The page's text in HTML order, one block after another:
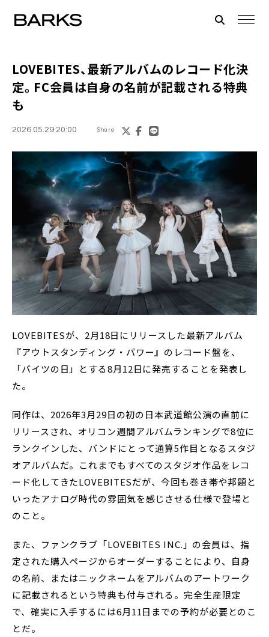
LOVEBITES、最新アルバムのレコード化決
定。FC会員は自身の名前が記載される特典
も
2026.05.29 20:00 Share
LOVEBITESが、2月18日にリリースした最新アルバム
『アウトスタンディング・パワー』のレコード盤を、
「バイツの日」とする8月12日に発売することを発表し
た。
同作は、2026年3月29日の初の日本武道館公演の直前に
リリースされ、オリコン週間アルバムランキングで8位に
ランクインした、バンドにとって通算5作目となるスタジ
オアルバムだ。これまでもすべてのスタジオ作品をレコ
ード化してきたLOVEBITESだが、今回も巻き帯や邦題と
いったアナログ時代の雰囲気を感じさせる仕様で登場と
のこと。
また、ファンクラブ「LOVEBITES INC.」の会員は、指
定された購入ページからオーダーすることにより、自身
の名前、またはニックネームをアルバムのアートワーク
に記載されるという特典も付与される。完全生産限定
で、確実に入手するには6月11日までの予約が必要とのこ
とだ。